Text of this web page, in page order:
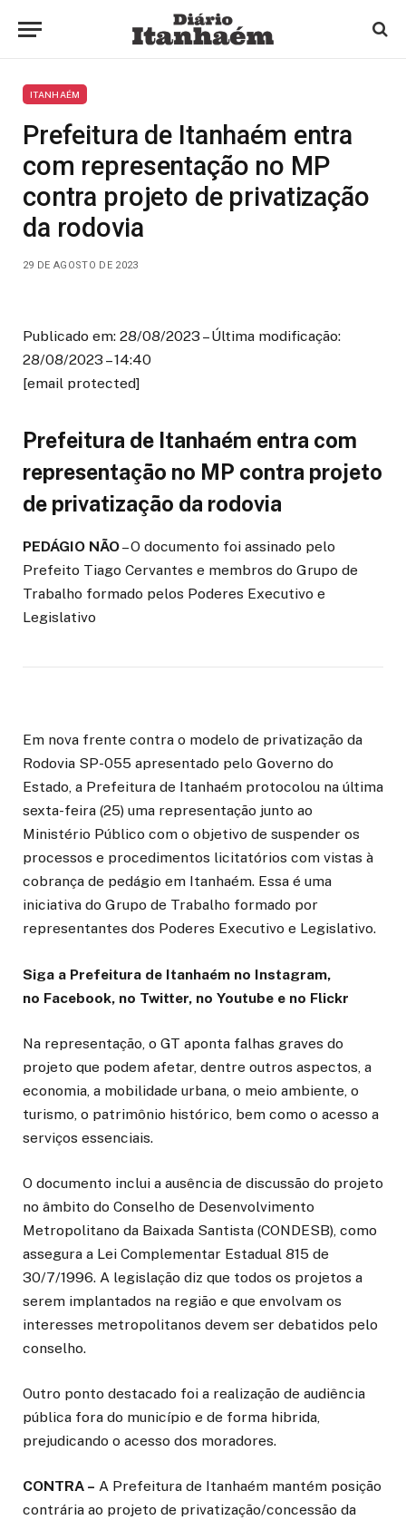
ITANHAÉM
Prefeitura de Itanhaém entra
com representação no MP
contra projeto de privatização
da rodovia
29 DE AGOSTO DE 2023
Publicado em: 28/08/2023 – Última modificação:
28/08/2023 – 14:40
[email protected]
Prefeitura de Itanhaém entra com
representação no MP contra projeto
de privatização da rodovia
PEDÁGIO NÃO– O documento foi assinado pelo
Prefeito Tiago Cervantes e membros do Grupo de
Trabalho formado pelos Poderes Executivo e
Legislativo
Em nova frente contra o modelo de privatização da
Rodovia SP-055 apresentado pelo Governo do
Estado, a Prefeitura de Itanhaém protocolou na última
sexta-feira (25) uma representação junto ao
Ministério Público com o objetivo de suspender os
processos e procedimentos licitatórios com vistas à
cobrança de pedágio em Itanhaém. Essa é uma
iniciativa do Grupo de Trabalho formado por
representantes dos Poderes Executivo e Legislativo.
Siga a Prefeitura de Itanhaém no Instagram,
no Facebook, no Twitter, no Youtube e no Flickr
Na representação, o GT aponta falhas graves do
projeto que podem afetar, dentre outros aspectos, a
economia, a mobilidade urbana, o meio ambiente, o
turismo, o patrimônio histórico, bem como o acesso a
serviços essenciais.
O documento inclui a ausência de discussão do projeto
no âmbito do Conselho de Desenvolvimento
Metropolitano da Baixada Santista (CONDESB), como
assegura a Lei Complementar Estadual 815 de
30/7/1996. A legislação diz que todos os projetos a
serem implantados na região e que envolvam os
interesses metropolitanos devem ser debatidos pelo
conselho.
Outro ponto destacado foi a realização de audiência
pública fora do município e de forma hibrida,
prejudicando o acesso dos moradores.
CONTRA – A Prefeitura de Itanhaém mantém posição
contrária ao projeto de privatização/concessão da